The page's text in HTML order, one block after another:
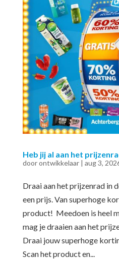
Heb jij al aan het
doorontwikkelaar| aug 3,
Draai aan het prijzenrad in
een prijs. Van superhoge
product! Meedoen is heel
mag je draaien aan het
Draai jouw superhoge
Scan het product en...